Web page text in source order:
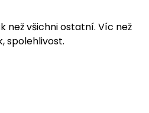
než všichni ostatní. Víc než
spolehlivost.